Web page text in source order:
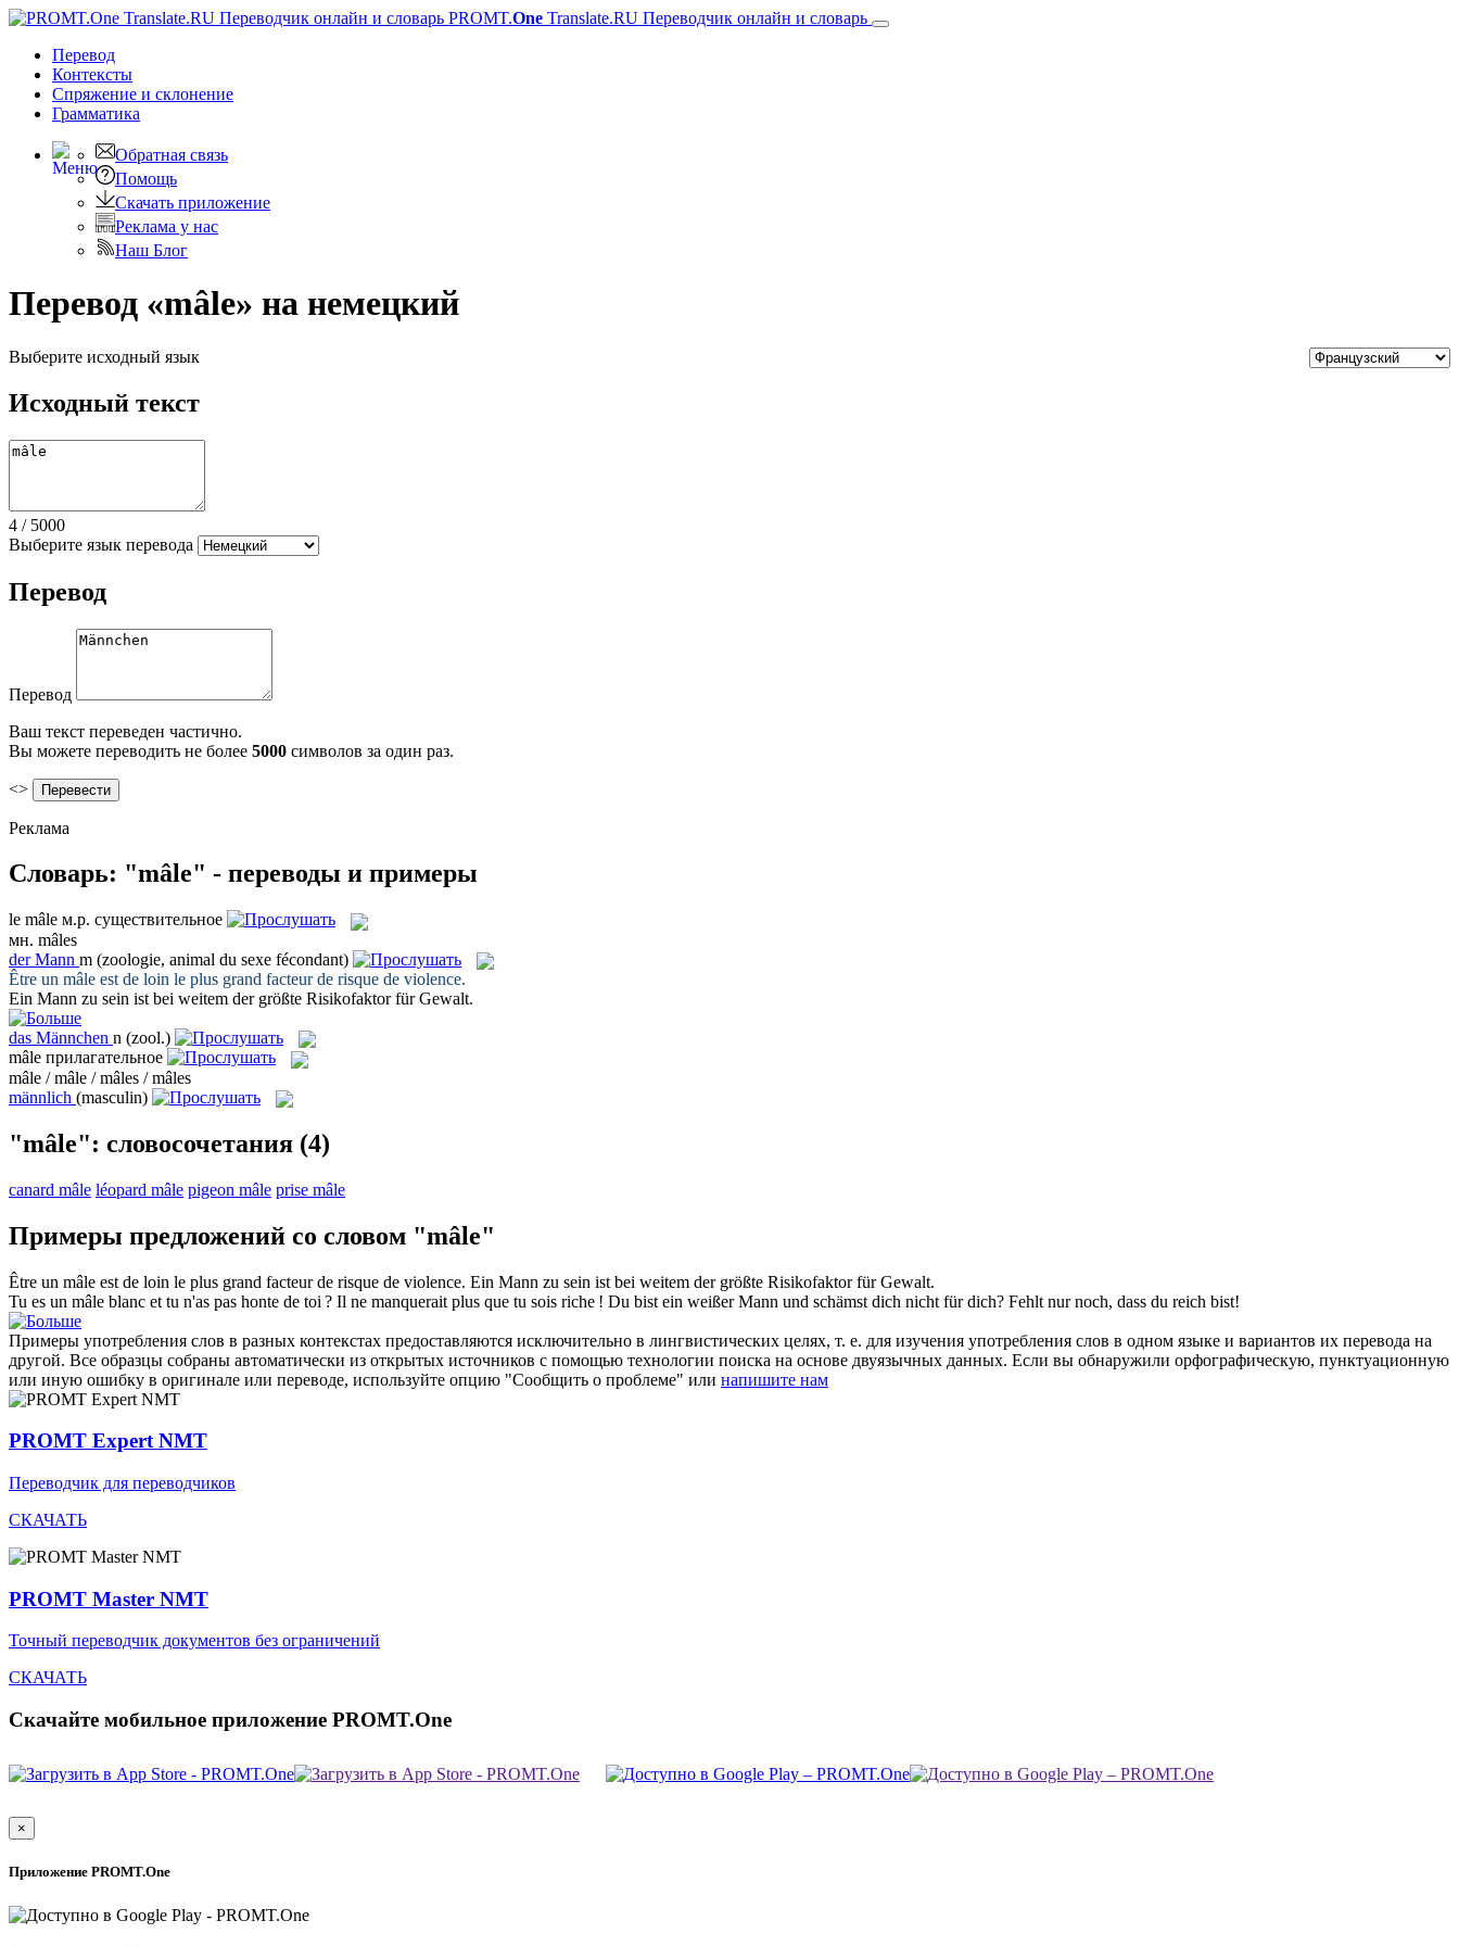
PROMT.One Translate.RU Переводчик онлайн и словарь
Перевод
Контексты
Спряжение и склонение
Грамматика
Обратная связь
Помощь
Скачать приложение
Реклама у нас
Наш Блог
Перевод «mâle» на немецкий
Выберите исходный язык
Исходный текст
4 / 5000
Выберите язык перевода
Перевод
Перевод
Ваш текст переведен частично.
Вы можете переводить не более 5000 символов за один раз.
<>
Реклама
Словарь: "mâle" - переводы и примеры
le mâle м.р. существительное
мн. mâles
derMann m (zoologie, animal du sexe fécondant)
Être un mâle est de loin le plus grand facteur de risque de violence.
Ein Mann zu sein ist bei weitem der größte Risikofaktor für Gewalt.
das Männchen n (zool.)
mâle прилагательное
mâle / mâle / mâles / mâles
männlich (masculin)
"mâle": словосочетания (4)
canard mâle léopard mâle pigeon mâle prise mâle
Примеры предложений со словом "mâle"
Être un mâle est de loin le plus grand facteur de risque de violence. Ein Mann zu sein ist bei weitem der größte Risikofaktor für Gewalt.
Tu es un mâle blanc et tu n'as pas honte de toi ? Il ne manquerait plus que tu sois riche ! Du bist ein weißerMann und schämst dich nicht für dich? Fehlt nur noch, dass du reich bist!
Примеры употребления слов в разных контекстах предоставляются исключительно в лингвистических целях, т. е. для изучения употребления слов в одном языке и вариантов их перевода на
другой. Все образцы собраны автоматически из открытых источников с помощью технологии поиска на основе двуязычных данных. Если вы обнаружили орфографическую, пунктуационную
или иную ошибку в оригинале или переводе, используйте опцию "Сообщить о проблеме" или напишите нам
PROMT Expert NMT
Переводчик для переводчиков
СКАЧАТЬ
PROMT Master NMT
Точный переводчик документов без ограничений
СКАЧАТЬ
Скачайте мобильное приложение PROMT.One
×
Приложение PROMT.One